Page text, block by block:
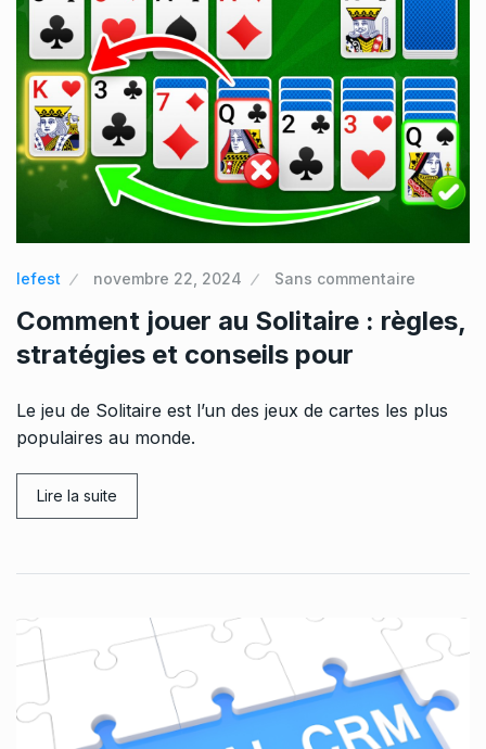
lefest novembre 22, 2024 Sans commentaire
Comment jouer au Solitaire : règles,
stratégies et conseils pour
Le jeu de Solitaire est l’un des jeux de cartes les plus
populaires au monde.
Lire la suite